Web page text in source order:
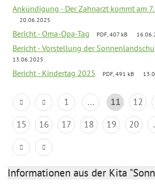
Ankündigung - Der Zahnarzt kommt am 7.
20.06.2025
Bericht - Oma-Opa-Tag PDF, 407 kB
Bericht - Vorstellung der
13.06.2025
Bericht - Kindertag 2025 PDF, 491 kB
1 ... 11 12
15
16 17 18 19 20
Informationen aus der Kita